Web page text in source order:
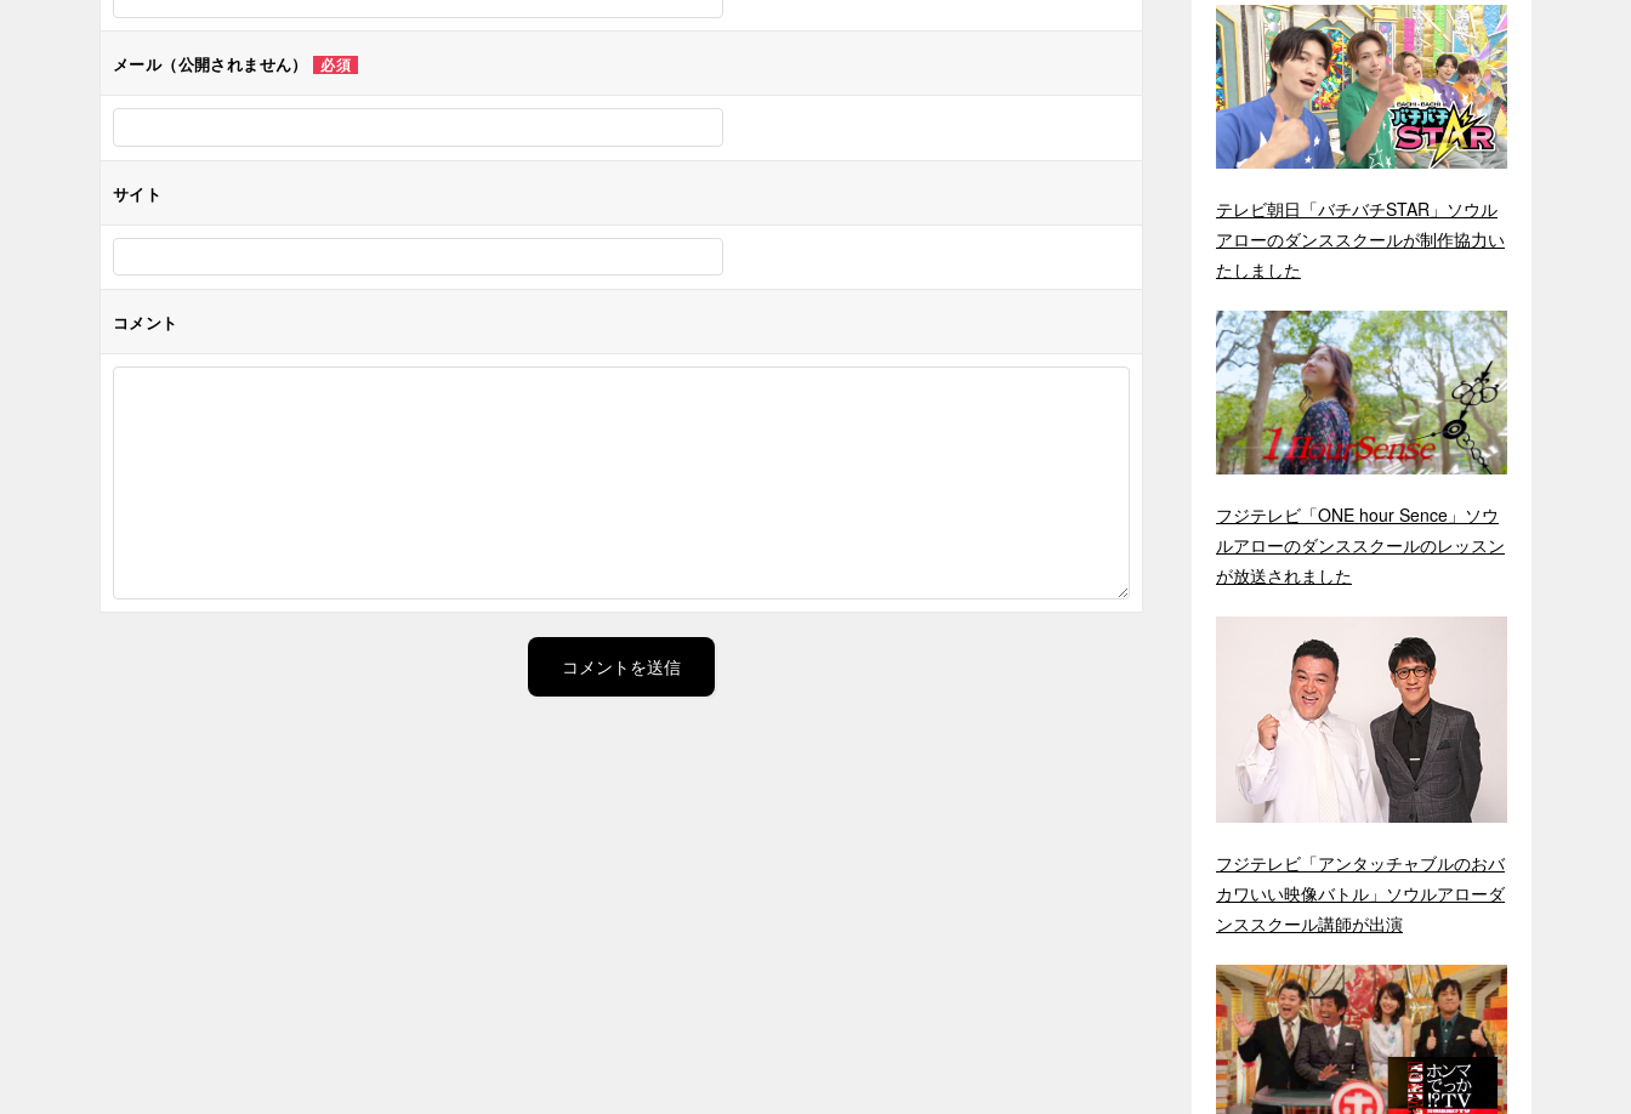
ン
メール（公開されません） 必須
サイト
コメント
テレビ朝日「バチバチSTAR」ソウル
アローのダンススクールが制作協力い
たしました
フジテレビ「ONE hour Sence」ソウ
ルアローのダンススクールのレッスン
が放送されました
フジテレビ「アンタッチャブルのおバ
カワいい映像バトル」ソウルアローダ
ンススクール講師が出演